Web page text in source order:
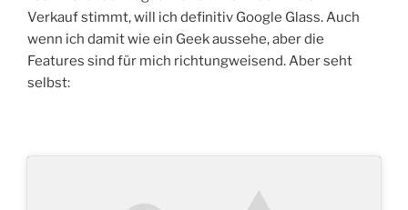
Verkauf stimmt, will ich definitiv Google Glass. Auch
wenn ich damit wie ein Geek aussehe, aber die
Features sind für mich richtungweisend. Aber seht
selbst: